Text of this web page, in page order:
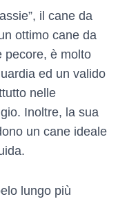
il cane da
ottimo cane da
pecore, è molto
ed un valido
nelle
Inoltre, la sua
un cane ideale
lungo più